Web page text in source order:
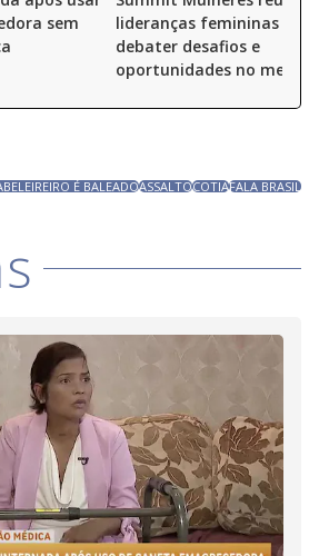
sem
lideranças femininas para
debater desafios e
oportunidades no
É BALEADOASSALTOCOTIAFALA BRASIL